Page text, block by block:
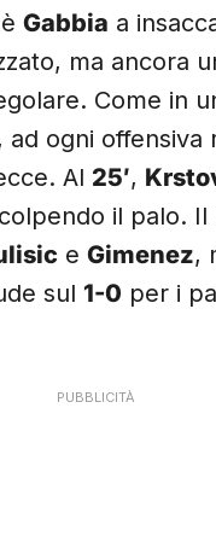
Gabbia a
ma ancora
Come in
ad ogni offensiva
Al 25′,
il palo. Il
e Gimenez,
sul 1-0 per i